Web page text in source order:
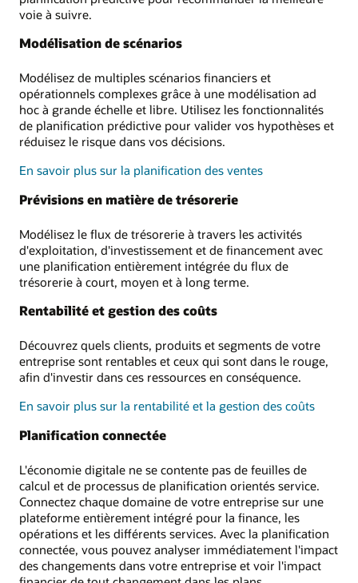
voie à suivre.
Modélisation de scénarios
Modélisez de multiples scénarios financiers et
opérationnels complexes grâce à une modélisation ad
hoc à grande échelle et libre. Utilisez les fonctionnalités
de planification prédictive pour valider vos hypothèses et
réduisez le risque dans vos décisions.
En savoir plus sur la planification des ventes
Prévisions en matière de trésorerie
Modélisez le flux de trésorerie à travers les activités
d'exploitation, d'investissement et de financement avec
une planification entièrement intégrée du flux de
trésorerie à court, moyen et à long terme.
Rentabilité et gestion des coûts
Découvrez quels clients, produits et segments de votre
entreprise sont rentables et ceux qui sont dans le rouge,
afin d'investir dans ces ressources en conséquence.
En savoir plus sur la rentabilité et la gestion des coûts
Planification connectée
L'économie digitale ne se contente pas de feuilles de
calcul et de processus de planification orientés service.
Connectez chaque domaine de votre entreprise sur une
plateforme entièrement intégré pour la finance, les
opérations et les différents services. Avec la planification
connectée, vous pouvez analyser immédiatement l'impact
des changements dans votre entreprise et voir l'impact